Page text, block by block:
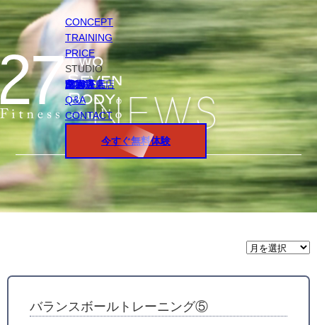
CONCEPT
TRAINING
PRICE
STUDIO
円山店
白石店
桑園店
北18条店
宮の沢店
環状通東店
STAFF
Q&A
CONTACT
今すぐ無料体験
月
間
ー
バランスボールトレーニング⑤